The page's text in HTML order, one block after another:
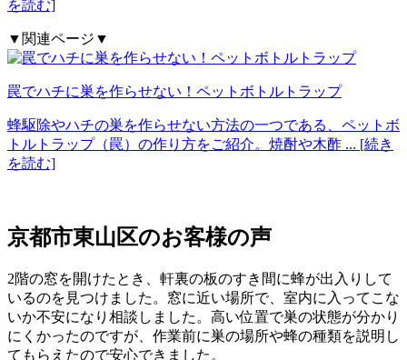
を読む]
▼関連ページ▼
罠でハチに巣を作らせない！ペットボトルトラップ
蜂駆除やハチの巣を作らせない方法の一つである、ペットボ
トルトラップ（罠）の作り方をご紹介。焼酎や木酢 ... [続き
を読む]
京都市東山区のお客様の声
2階の窓を開けたとき、軒裏の板のすき間に蜂が出入りして
いるのを見つけました。窓に近い場所で、室内に入ってこな
いか不安になり相談しました。高い位置で巣の状態が分かり
にくかったのですが、作業前に巣の場所や蜂の種類を説明し
てもらえたので安心できました。